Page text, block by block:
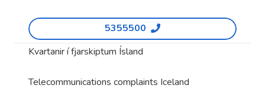
5355500
Kvartanir í fjarskiptum Ísland
Telecommunications complaints Iceland